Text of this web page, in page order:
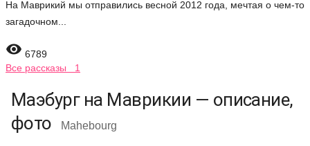
На Маврикий мы отправились весной 2012 года, мечтая о чем-то
загадочном...
 6789
Все рассказы 1
Маэбург на Маврикии — описание,
фото
Mahebourg